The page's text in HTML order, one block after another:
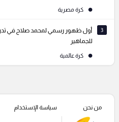
كرة مصرية
3
أول ظهور رسمي لمحمد صلاح في
للجماهير
كرة عالمية
من نحن سياسة الإستخدام